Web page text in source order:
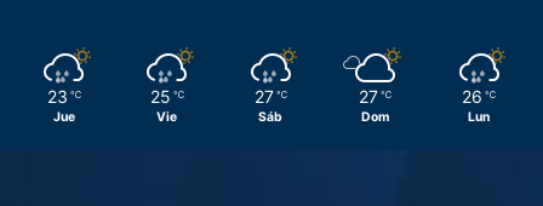
23 ℃
Jue
25 ℃
Vie
27 ℃
Sáb
27 ℃
Dom
26 ℃
Lun